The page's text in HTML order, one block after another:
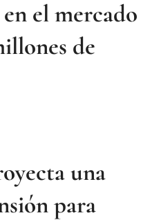
el mercado
de
una
para